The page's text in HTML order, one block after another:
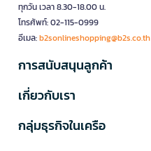
ทุกวัน เวลา 8.30-18.00 น.
โทรศัพท์: 02-115-0999
อีเมล:b2sonlineshopping@b2s.co.th
การสนับสนุนลูกค้า
เกี่ยวกับเรา
กลุ่มธุรกิจในเครือ